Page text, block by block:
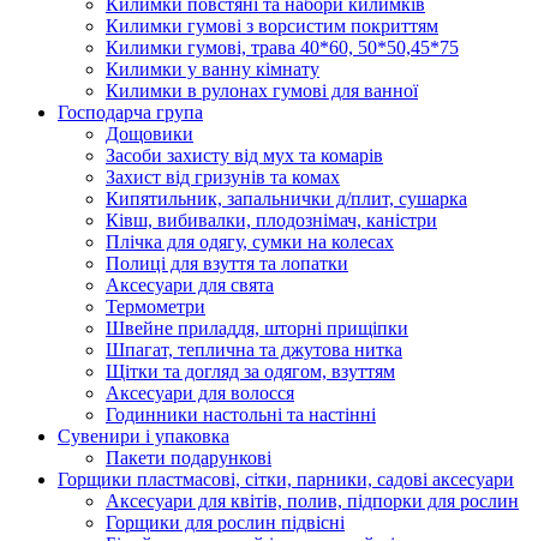
Килимки повстяні та набори килимків
Килимки гумові з ворсистим покриттям
Килимки гумові, трава 40*60, 50*50,45*75
Килимки у ванну кімнату
Килимки в рулонах гумові для ванної
Господарча група
Дощовики
Засоби захисту від мух та комарів
Захист від гризунів та комах
Кипятильник, запальнички д/плит, сушарка
Ківш, вибивалки, плодознімач, каністри
Плічка для одягу, сумки на колесах
Полиці для взуття та лопатки
Аксесуари для свята
Термометри
Швейне приладдя, шторні прищіпки
Шпагат, теплична та джутова нитка
Щітки та догляд за одягом, взуттям
Аксесуари для волосся
Годинники настольні та настінні
Сувенири і упаковка
Пакети подарункові
Горщики пластмасові, сітки, парники, садові аксесуари
Аксесуари для квітів, полив, підпорки для рослин
Горщики для рослин підвісні